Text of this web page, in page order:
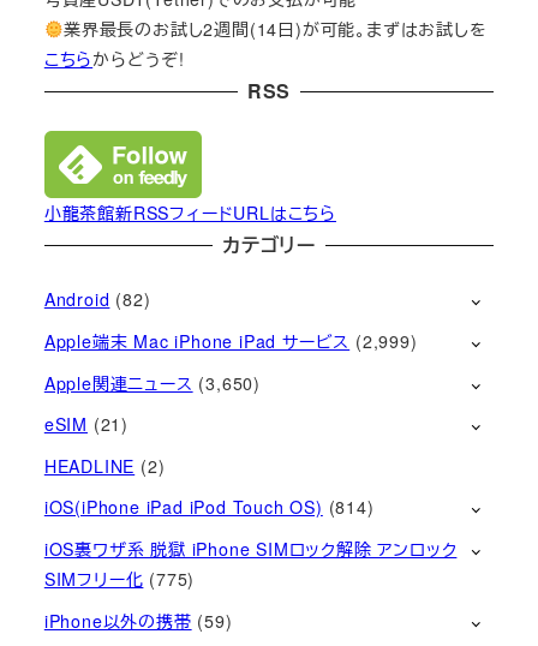
業界最長のお試し2週間(14日)が可能。まずはお試しを
こちらからどうぞ!
RSS
小龍茶館新RSSフィードURLはこちら
カテゴリー
Android (82)
Apple端末 Mac iPhone iPad サービス (2,999)
Apple関連ニュース (3,650)
eSIM (21)
HEADLINE (2)
iOS(iPhone iPad iPod Touch OS) (814)
iOS裏ワザ系 脱獄 iPhone SIMロック解除 アンロック
SIMフリー化 (775)
iPhone以外の携帯 (59)